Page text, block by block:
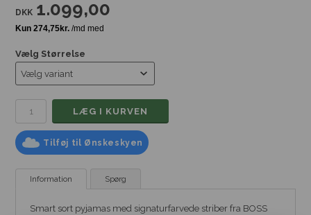
DKK 1.099,00
Vælg Størrelse
Tilføj til Ønskeskyen
Information Spørg
Smart sort pyjamas med signaturfarvede striber fra BOSS